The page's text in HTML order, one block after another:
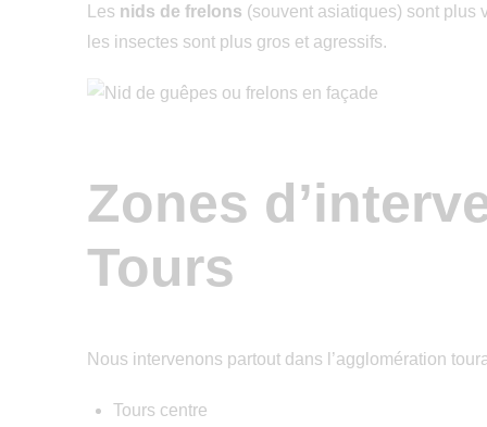
Les nids de frelons (souvent asiatiques) sont plus
les insectes sont plus gros et agressifs.
Zones
Tours
Nous intervenons partout dans l’agglomération
Tours centre